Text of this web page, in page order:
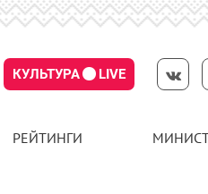
КУЛЬТУРА LIVE
РЕЙТИНГИ